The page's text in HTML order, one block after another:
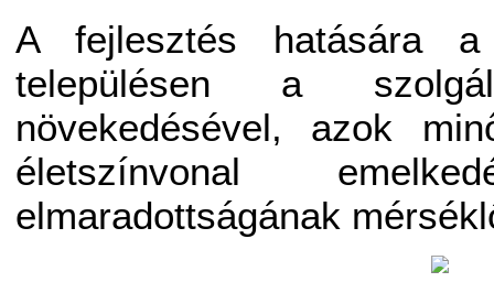
A fejlesztés hatására a
településen a
növekedésével, azok
életszínvonal
elmaradottságának